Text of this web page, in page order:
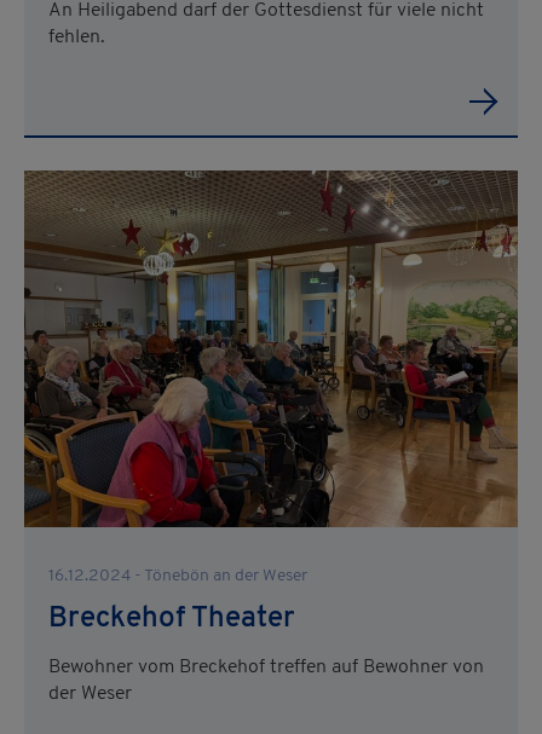
An Heiligabend darf der Gottesdienst für viele nicht
fehlen.
16.12.2024 - Tönebön an der Weser
Breckehof Theater
Bewohner vom Breckehof treffen auf Bewohner von
der Weser